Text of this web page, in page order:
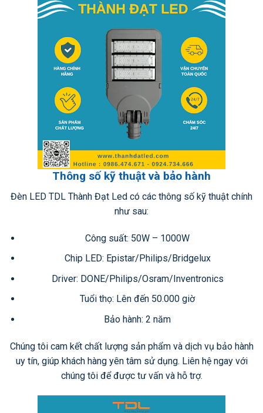
Thông số kỹ thuật và bảo hành
Đèn LED TDL Thành Đạt Led có các thông số kỹ thuật chính
như sau:
Công suất: 50W – 1000W
Chip LED: Epistar/Philips/Bridgelux
Driver: DONE/Philips/Osram/Inventronics
Tuổi thọ: Lên đến 50.000 giờ
Bảo hành: 2 năm
Chúng tôi cam kết chất lượng sản phẩm và dịch vụ bảo hành
uy tín, giúp khách hàng yên tâm sử dụng. Liên hệ ngay với
chúng tôi để được tư vấn và hỗ trợ.